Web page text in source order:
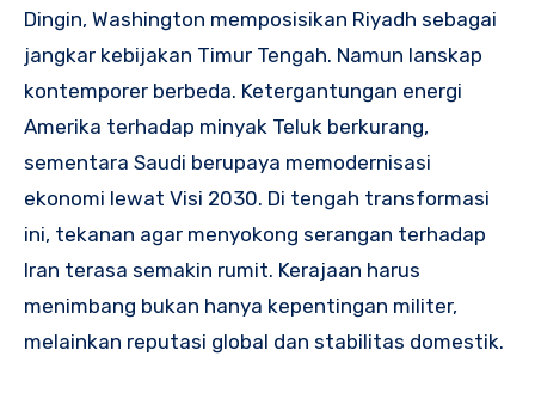
Dingin, Washington memposisikan Riyadh sebagai
jangkar kebijakan Timur Tengah. Namun lanskap
kontemporer berbeda. Ketergantungan energi
Amerika terhadap minyak Teluk berkurang,
sementara Saudi berupaya memodernisasi
ekonomi lewat Visi 2030. Di tengah transformasi
ini, tekanan agar menyokong serangan terhadap
Iran terasa semakin rumit. Kerajaan harus
menimbang bukan hanya kepentingan militer,
melainkan reputasi global dan stabilitas domestik.